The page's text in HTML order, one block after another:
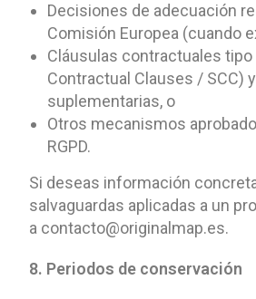
Decisiones de adecuación
Comisión Europea (cuando
Cláusulas contractuales tipo
Contractual Clauses / SCC)
suplementarias, o
Otros mecanismos
RGPD.
Si deseas información
salvaguardas aplicadas a un
a contacto@originalmap.es.
8. Periodos de conservación